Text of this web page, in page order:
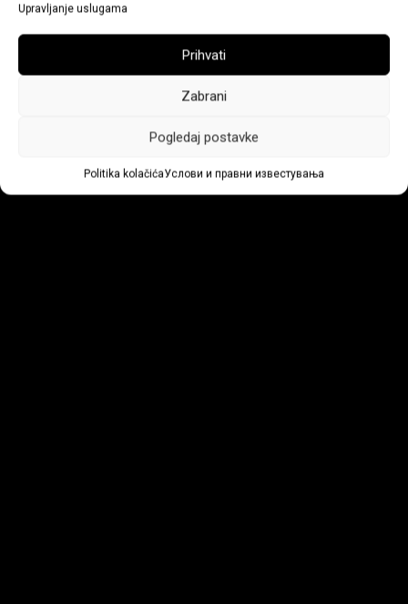
Upravljanje uslugama
Prihvati
Zabrani
Pogledaj postavke
Politika kolačićaУслови и правни известувања